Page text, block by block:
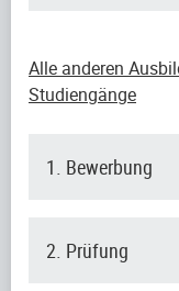
Alle anderen
Studiengänge
1. Bewerbung
2. Prüfung